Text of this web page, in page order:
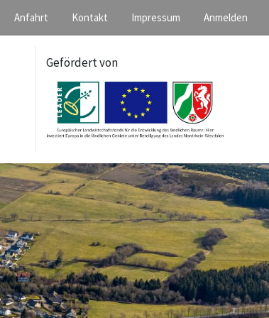
Anfahrt Kontakt Impressum Anmelden
Gefördert von